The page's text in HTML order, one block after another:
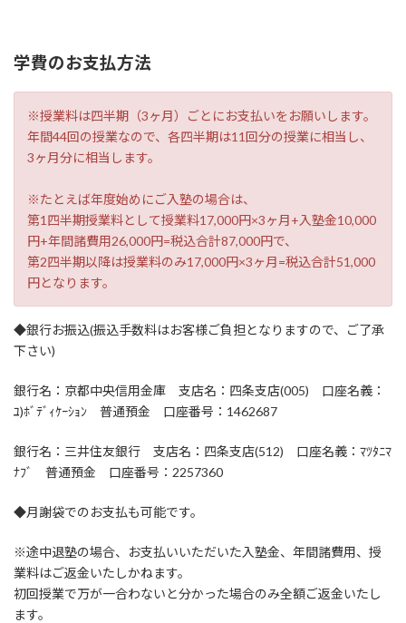
学費のお支払方法
※授業料は四半期（3ヶ月）ごとにお支払いをお願いします。
年間44回の授業なので、各四半期は11回分の授業に相当し、
3ヶ月分に相当します。
※たとえば年度始めにご入塾の場合は、
第1四半期授業料として授業料17,000円×3ヶ月+入塾金10,000
円+年間諸費用26,000円=税込合計87,000円で、
第2四半期以降は授業料のみ17,000円×3ヶ月=税込合計51,000
円となります。
◆銀行お振込(振込手数料はお客様ご負担となりますので、ご了承
下さい)
銀行名：京都中央信用金庫 支店名：四条支店(005) 口座名義：
ﾕ)ﾎﾞﾃﾞｨｹｰｼｮﾝ 普通預金 口座番号：1462687
銀行名：三井住友銀行 支店名：四条支店(512) 口座名義：ﾏﾂﾀﾆﾏ
ﾅﾌﾞ 普通預金 口座番号：2257360
◆月謝袋でのお支払も可能です。
※途中退塾の場合、お支払いいただいた入塾金、年間諸費用、授
業料はご返金いたしかねます。
初回授業で万が一合わないと分かった場合のみ全額ご返金いたし
ます。